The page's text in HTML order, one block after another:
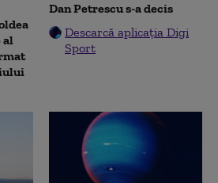
al
Dan Petrescu s-a decis
Descarcă aplicația Digi
Sport